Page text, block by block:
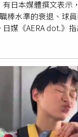
日本媒體撰文表示
棒水準的衰退、球
媒《AERA dot.》
豪強，2006年世界
奧運也曾擊敗日本
典賽也奪下亞軍，曾
。然而近年來，日韓
吞9連敗，展現出明顯
表示，「雖然可能很刺
意外。在對陣日本的
應對能力，但是面
卻有17次3振。如果